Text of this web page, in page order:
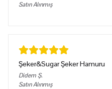
Satın Alınmış
Şeker&Sugar Şeker Hamuru
Didem Ş.
Satın Alınmış